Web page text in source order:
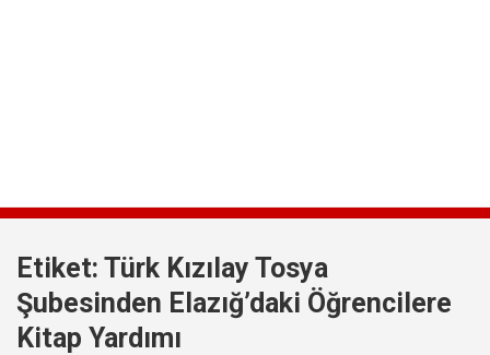
Etiket: Türk Kızılay Tosya
Şubesinden Elazığ’daki Öğrencilere
Kitap Yardımı